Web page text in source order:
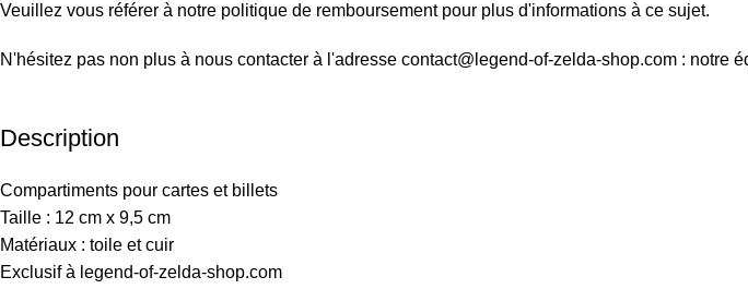
Veuillez vous référer à notre politique de remboursement pour plus d'informations à ce sujet.
N'hésitez pas non plus à nous contacter à l'adresse contact@legend-of-zelda-shop.com : notre
Description
Compartiments pour cartes et billets
Taille : 12 cm x 9,5 cm
Matériaux : toile et cuir
Exclusif à legend-of-zelda-shop.com